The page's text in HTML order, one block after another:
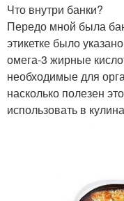
Что внутри банки?
Передо мной была
этикетке было
омега-3 жирные
необходимые для
насколько полезен
использовать в